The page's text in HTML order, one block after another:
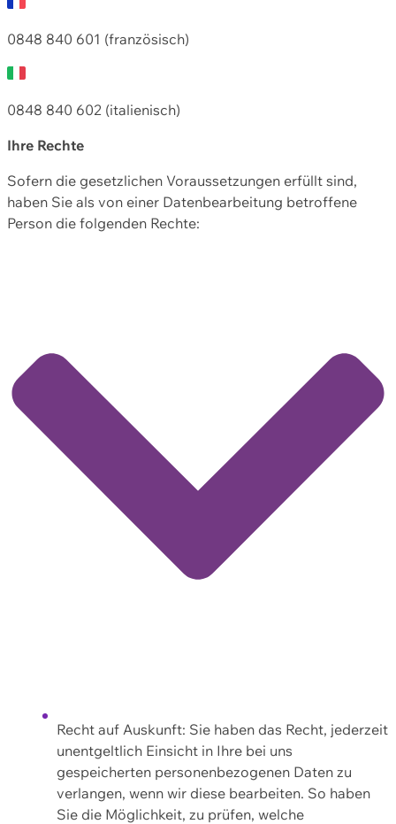
0848 840 601 (französisch)
0848 840 602 (italienisch)
Ihre Rechte
Sofern die gesetzlichen Voraussetzungen erfüllt sind,
haben Sie als von einer Datenbearbeitung betroffene
Person die folgenden Rechte:
Recht auf Auskunft: Sie haben das Recht, jederzeit
unentgeltlich Einsicht in Ihre bei uns
gespeicherten personenbezogenen Daten zu
verlangen, wenn wir diese bearbeiten. So haben
Sie die Möglichkeit, zu prüfen, welche